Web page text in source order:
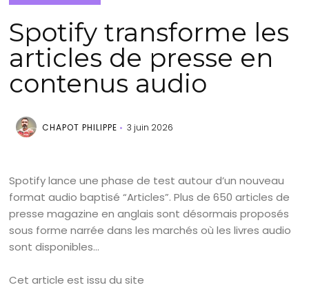
Spotify transforme les
articles de presse en
contenus audio
CHAPOT PHILIPPE 3 juin 2026
Spotify lance une phase de test autour d’un nouveau
format audio baptisé “Articles”. Plus de 650 articles de
presse magazine en anglais sont désormais proposés
sous forme narrée dans les marchés où les livres audio
sont disponibles…
Cet article est issu du site